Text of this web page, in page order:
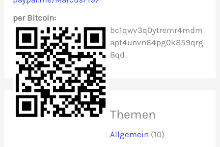
h
:per Bitcoin:
bc1qwv3q0ytremr4mdm
apt4unvn64pg0k859qrg
8qd
Themen
Allgemein (10)